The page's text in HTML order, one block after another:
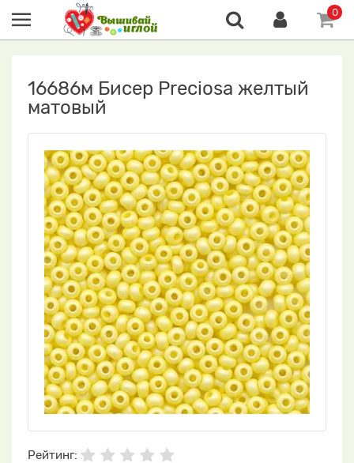
0
16686м Бисер Preciosa желтый
матовый
Рейтинг: